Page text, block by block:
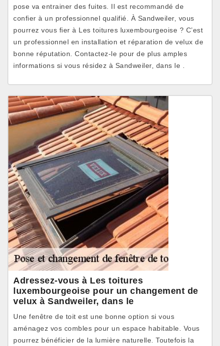
pose va entrainer des fuites. Il est recommandé de
confier à un professionnel qualifié. À Sandweiler, vous
pourrez vous fier à Les toitures luxembourgeoise ? C’est
un professionnel en installation et réparation de velux de
bonne réputation. Contactez-le pour de plus amples
informations si vous résidez à Sandweiler, dans le .
Adressez-vous à Les toitures
luxembourgeoise pour un changement de
velux à Sandweiler, dans le
Une fenêtre de toit est une bonne option si vous
aménagez vos combles pour un espace habitable. Vous
pourrez bénéficier de la lumière naturelle. Toutefois la